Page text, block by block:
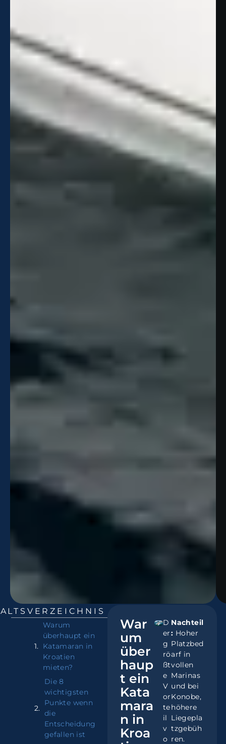
Warum
überhaupt ein
Katamaran in
Kroatien
mieten?
Die 8
wichtigsten
Punkte wenn
die
Entscheidung
gefallen ist
War
um
über
haup
t ein
Kata
mara
n in
Kroa
D
er
g
rö
ßt
e
V
or
te
il
v
o
Nachteil
: Hoher
Platzbed
arf in
vollen
Marinas
und bei
Konobe,
höhere
Liegepla
tzgebüh
ren.